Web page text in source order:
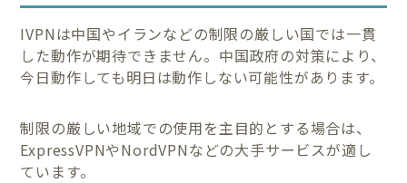
IVPNは中国やイランなどの制限の厳しい国では一貫
した動作が期待できません。中国政府の対策により、
今日動作しても明日は動作しない可能性があります。
制限の厳しい地域での使用を主目的とする場合は、
ExpressVPNやNordVPNなどの大手サービスが適し
ています。